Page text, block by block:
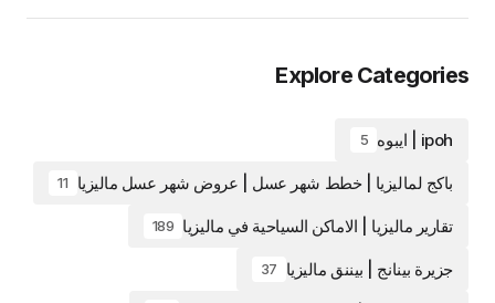
Explore Categories
ipoh | ايبوه 5
باكج لماليزيا | خطط شهر عسل | عروض شهر عسل ماليزيا 11
تقارير ماليزيا | الاماكن السياحية في ماليزيا 189
جزيرة بينانج | بيننق ماليزيا 37